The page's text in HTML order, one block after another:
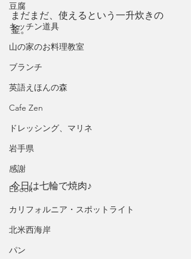
豆腐
キッチン道具
山の家のお料理教室
ブランチ
英語えほんの森
Cafe Zen
ドレッシング、マリネ
岩手県
感謝
Ebook
カリフォルニア・スポットライト
北米西海岸
パン
まだまだ、使えるという一升炊きの
釜。
今日は七輪で焼肉♪